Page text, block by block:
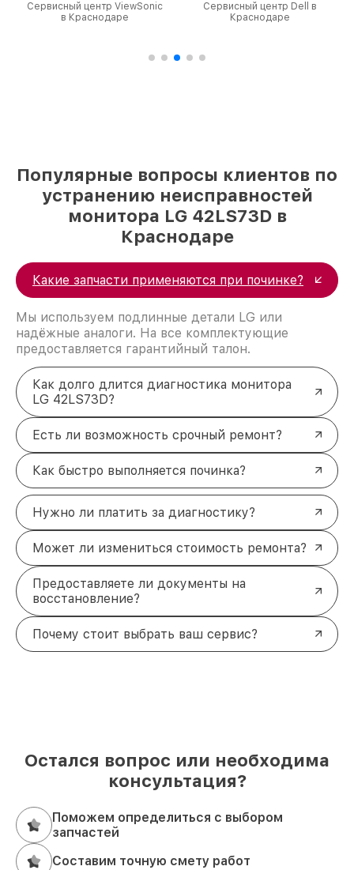
Сервисный центр ViewSonic
в Краснодаре
Сервисный центр Dell в
Краснодаре
Популярные вопросы клиентов по
устранению неисправностей
монитора LG 42LS73D в
Краснодаре
Какие запчасти применяются при починке?
Мы используем подлинные детали LG или
надёжные аналоги. На все комплектующие
предоставляется гарантийный талон.
Как долго длится диагностика монитора
LG 42LS73D?
Есть ли возможность срочный ремонт?
Как быстро выполняется починка?
Нужно ли платить за диагностику?
Может ли измениться стоимость ремонта?
Предоставляете ли документы на
восстановление?
Почему стоит выбрать ваш сервис?
Остался вопрос или необходима
консультация?
Поможем определиться с выбором
запчастей
Составим точную смету работ